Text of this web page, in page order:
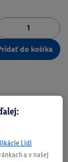
do košíka
Lidl
a v našej